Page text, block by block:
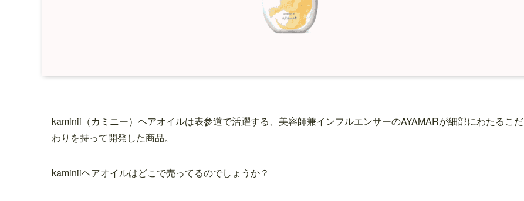
kaminii（カミニー）ヘアオイルは表参道で活躍する、美容師兼インフルエンサーのAYAMARが細部にわたるこだ
わりを持って開発した商品。
kaminiiヘアオイルはどこで売ってるのでしょうか？